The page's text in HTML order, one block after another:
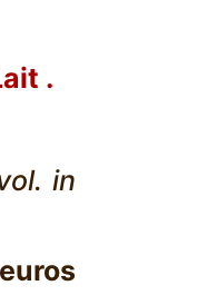
.
in